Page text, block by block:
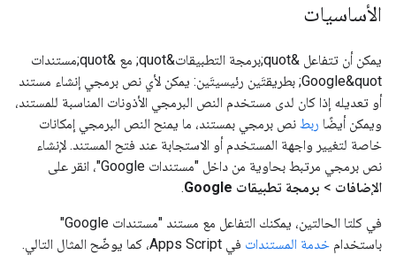
الأساسيات
يمكن أن تتفاعل &quot;برمجة التطبيقات&quot; مع &quot;مستندات
Google&quot; بطريقتَين رئيسيتَين: يمكن لأي نص برمجي إنشاء مستند
أو تعديله إذا كان لدى مستخدم النص البرمجي الأذونات المناسبة للمستند،
ويمكن أيضًا ربط نص برمجي بمستند، ما يمنح النص البرمجي إمكانات
خاصة لتغيير واجهة المستخدم أو الاستجابة عند فتح المستند. لإنشاء
نص برمجي مرتبط بحاوية من داخل "مستندات Google"، انقر على
الإضافات > برمجة تطبيقات Google .
في كلتا الحالتين، يمكنك التفاعل مع مستند "مستندات Google"
باستخدام خدمة المستندات في Apps Script، كما يوضّح المثال التالي.